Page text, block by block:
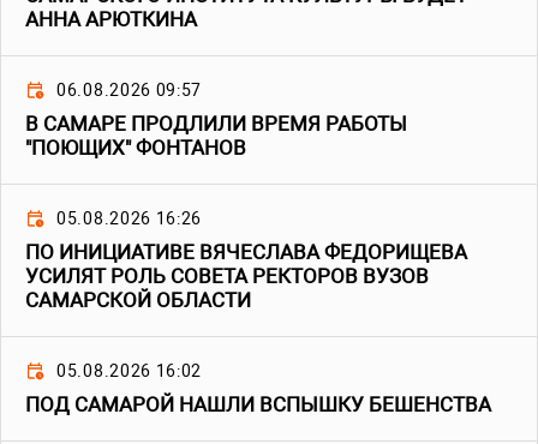
АННА АРЮТКИНА
06.08.2026 09:57
В САМАРЕ ПРОДЛИЛИ ВРЕМЯ РАБОТЫ
"ПОЮЩИХ" ФОНТАНОВ
05.08.2026 16:26
ПО ИНИЦИАТИВЕ ВЯЧЕСЛАВА ФЕДОРИЩЕВА
УСИЛЯТ РОЛЬ СОВЕТА РЕКТОРОВ ВУЗОВ
САМАРСКОЙ ОБЛАСТИ
05.08.2026 16:02
ПОД САМАРОЙ НАШЛИ ВСПЫШКУ БЕШЕНСТВА